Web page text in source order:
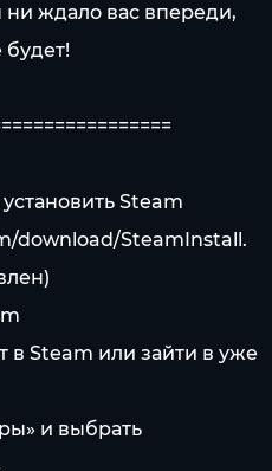
ни ждало вас впереди,
будет!
Steam
download/SteamInstall.
в Steam или зайти в уже
и выбрать